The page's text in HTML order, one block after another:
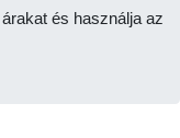
és használja az